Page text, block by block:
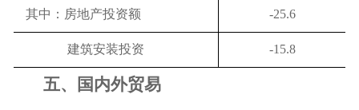
其中：房地产投资额 -25.6
建筑安装投资 -15.8
五、国内外贸易